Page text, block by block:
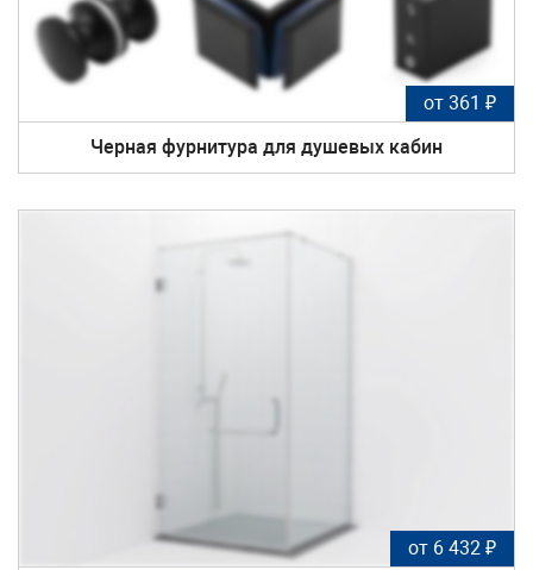
от 361 ₽
Черная фурнитура для душевых кабин
от 6 432 ₽